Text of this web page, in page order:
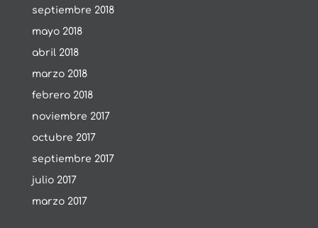
septiembre 2018
mayo 2018
abril 2018
marzo 2018
febrero 2018
noviembre 2017
octubre 2017
septiembre 2017
julio 2017
marzo 2017